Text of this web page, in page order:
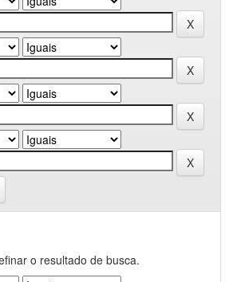
o resultado de busca.